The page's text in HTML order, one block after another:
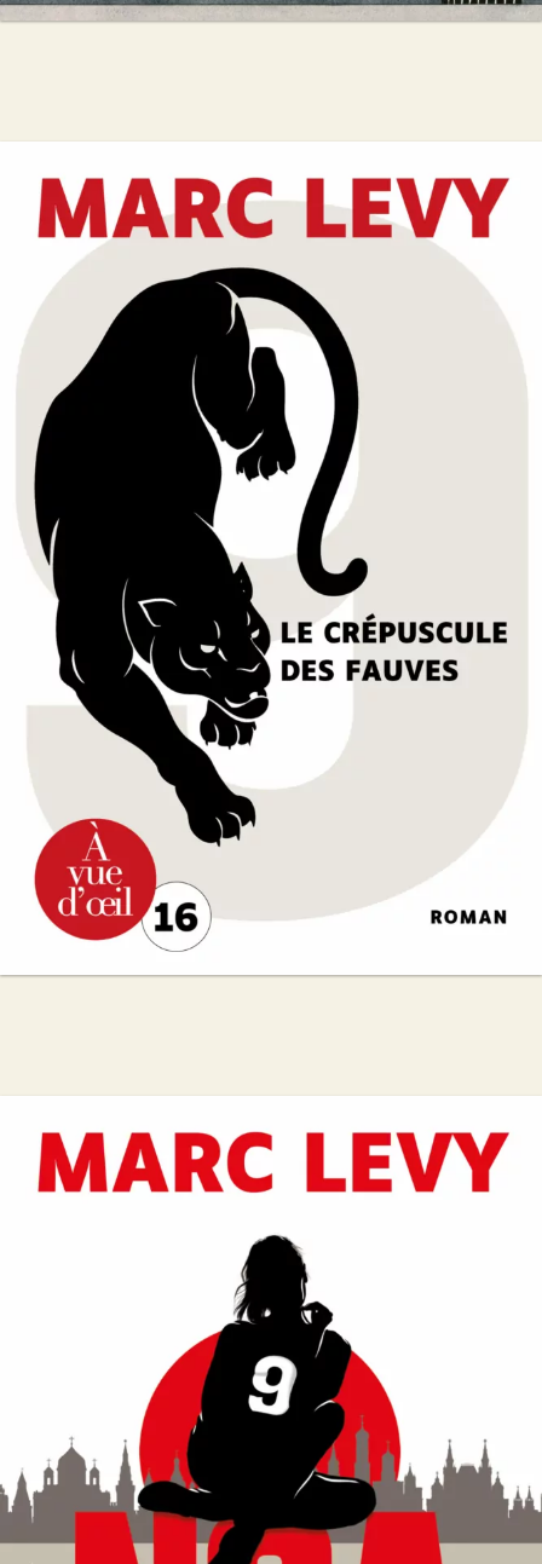
Le Crépuscule des fauves
Marc Levy
24€
Marc Levy